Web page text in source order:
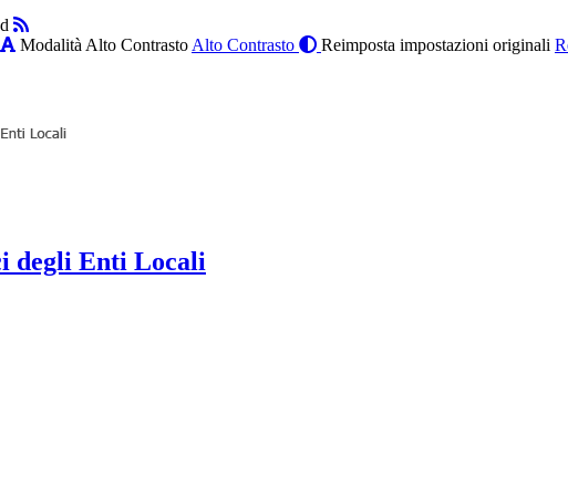
Modalità Alto Contrasto Alto Contrasto Reimposta impostazioni originali
degli Enti Locali